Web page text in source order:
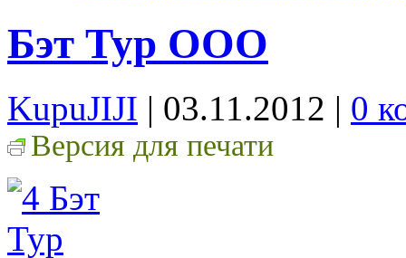
Бэт Тур OOO
KupuJIJI | 03.11.2012 | 0
Версия для печати